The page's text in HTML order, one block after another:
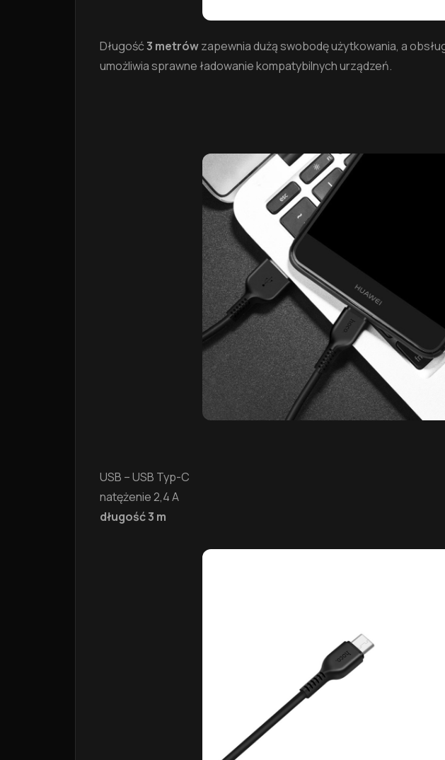
Długość3 metrówzapewnia dużą swobodę użytkowania, a
umożliwia sprawne ładowanie kompatybilnych urządzeń.
USB – USB Typ-C
natężenie 2,4 A
długość 3 m